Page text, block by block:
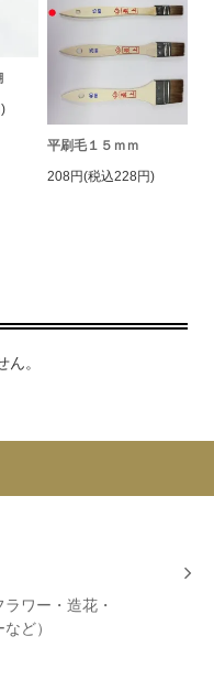
平刷毛１５ｍｍ
208円(税込228円)
。
ワー・造花・
ど）